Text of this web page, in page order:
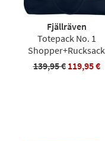
Fjällräven
Totepack No. 1
Shopper+Rucksack
139,95 € 119,95 €